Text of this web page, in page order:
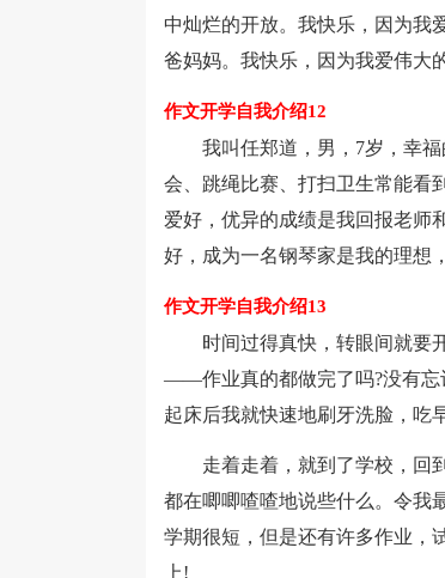
中灿烂的开放。我快乐，因为我
爸妈妈。我快乐，因为我爱伟大
作文开学自我介绍12
我叫任郑道，男，7岁，幸福
会、跳绳比赛、打扫卫生常能看
爱好，优异的成绩是我回报老师
好，成为一名钢琴家是我的理想
作文开学自我介绍13
时间过得真快，转眼间就要开
——作业真的都做完了吗?没有忘
起床后我就快速地刷牙洗脸，吃
走着走着，就到了学校，回到
都在唧唧喳喳地说些什么。令我
学期很短，但是还有许多作业，
上!